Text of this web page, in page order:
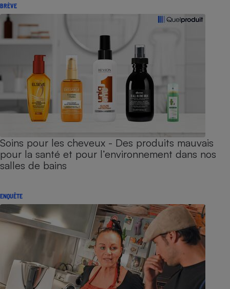
BRÈVE
Soins pour les cheveux - Des produits mauvais
pour la santé et pour l’environnement dans nos
salles de bains
ENQUÊTE